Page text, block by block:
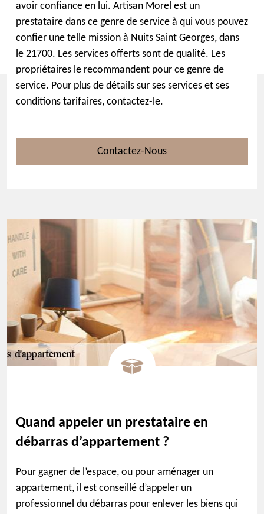
avoir confiance en lui. Artisan Morel est un
prestataire dans ce genre de service à qui vous pouvez
confier une telle mission à Nuits Saint Georges, dans
le 21700. Les services offerts sont de qualité. Les
propriétaires le recommandent pour ce genre de
service. Pour plus de détails sur ses services et ses
conditions tarifaires, contactez-le.
Contactez-Nous
Quand appeler un prestataire en
débarras d’appartement ?
Pour gagner de l’espace, ou pour aménager un
appartement, il est conseillé d’appeler un
professionnel du débarras pour enlever les biens qui